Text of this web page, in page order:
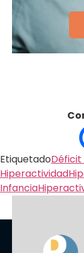
Etiquetado
Hiperactividad
Infancia